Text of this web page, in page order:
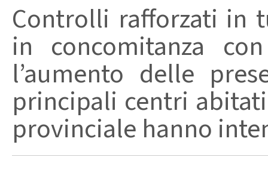
Controlli rafforzati in
in concomitanza
l’aumento delle
principali centri
provinciale hanno